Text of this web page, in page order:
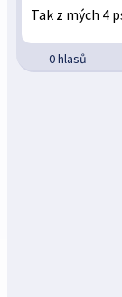
Tak z mých 4
0 hlasů